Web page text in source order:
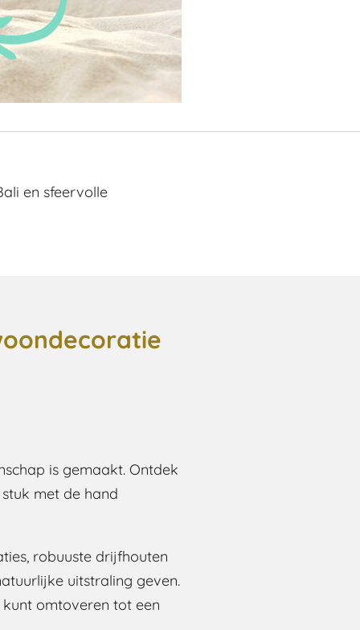
en sfeervolle
is gemaakt. Ontdek
met de hand
robuuste drijfhouten
uitstraling geven.
omtoveren tot een